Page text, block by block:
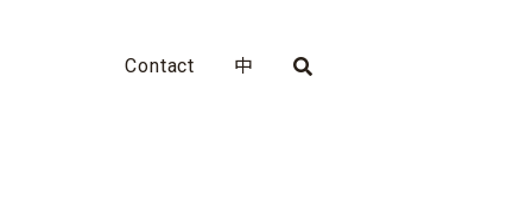
Contact 中